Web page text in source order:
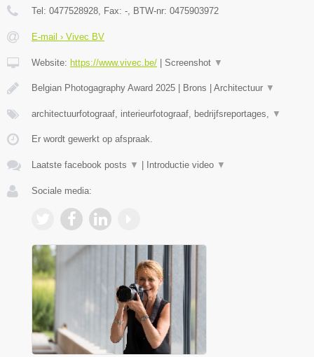
Tel: 0477528928 , Fax: - , BTW-nr: 0475903972
E-mail › Vivec BV
Website: https://www.vivec.be/ Screenshot ▼
Belgian Photogagraphy Award 2025 | Brons | Architectuur ▼
architectuurfotograaf, interieurfotograaf, bedrijfsreportages, ▼
Er wordt gewerkt op afspraak.
Laatste facebook posts ▼ Introductie video ▼
Sociale media: